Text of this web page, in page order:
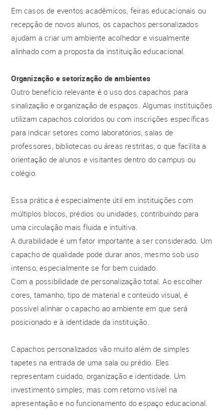
Em casos de eventos acadêmicos, feiras educacionais ou
recepção de novos alunos, os capachos personalizados
ajudam a criar um ambiente acolhedor e visualmente
alinhado com a proposta da instituição educacional.
Organização e setorização de ambientes
Outro benefício relevante é o uso dos capachos para
sinalização e organização de espaços. Algumas instituições
utilizam capachos coloridos ou com inscrições específicas
para indicar setores como laboratórios, salas de
professores, bibliotecas ou áreas restritas, o que facilita a
orientação de alunos e visitantes dentro do campus ou
colégio.
Essa prática é especialmente útil em instituições com
múltiplos blocos, prédios ou unidades, contribuindo para
uma circulação mais fluida e intuitiva.
A durabilidade é um fator importante a ser considerado. Um
capacho de qualidade pode durar anos, mesmo sob uso
intenso, especialmente se for bem cuidado.
Com a possibilidade de personalização total. Ao escolher
cores, tamanho, tipo de material e conteúdo visual, é
possível alinhar o capacho ao ambiente em que será
posicionado e à identidade da instituição.
Capachos personalizados vão muito além de simples
tapetes na entrada de uma sala ou prédio. Eles
representam cuidado, organização e identidade. Um
investimento simples, mas com retorno visível na
apresentação e no funcionamento do espaço educacional.